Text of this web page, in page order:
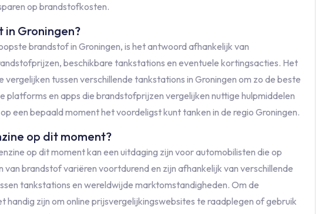
op brandstofkosten.
Groningen?
brandstof in Groningen, is het antwoord afhankelijk van
beschikbare tankstations en eventuele kortingsacties. Het
tussen verschillende tankstations in Groningen om zo de beste
platforms en apps die brandstofprijzen vergelijken nuttige hulpmiddelen
een bepaald moment het voordeligst kunt tanken in de regio Groningen.
op dit moment?
op dit moment kan een uitdaging zijn voor automobilisten die op
van brandstof variëren voortdurend en zijn afhankelijk van verschillende
tankstations en wereldwijde marktomstandigheden. Om de
handig zijn om online prijsvergelijkingswebsites te raadplegen of gebruik